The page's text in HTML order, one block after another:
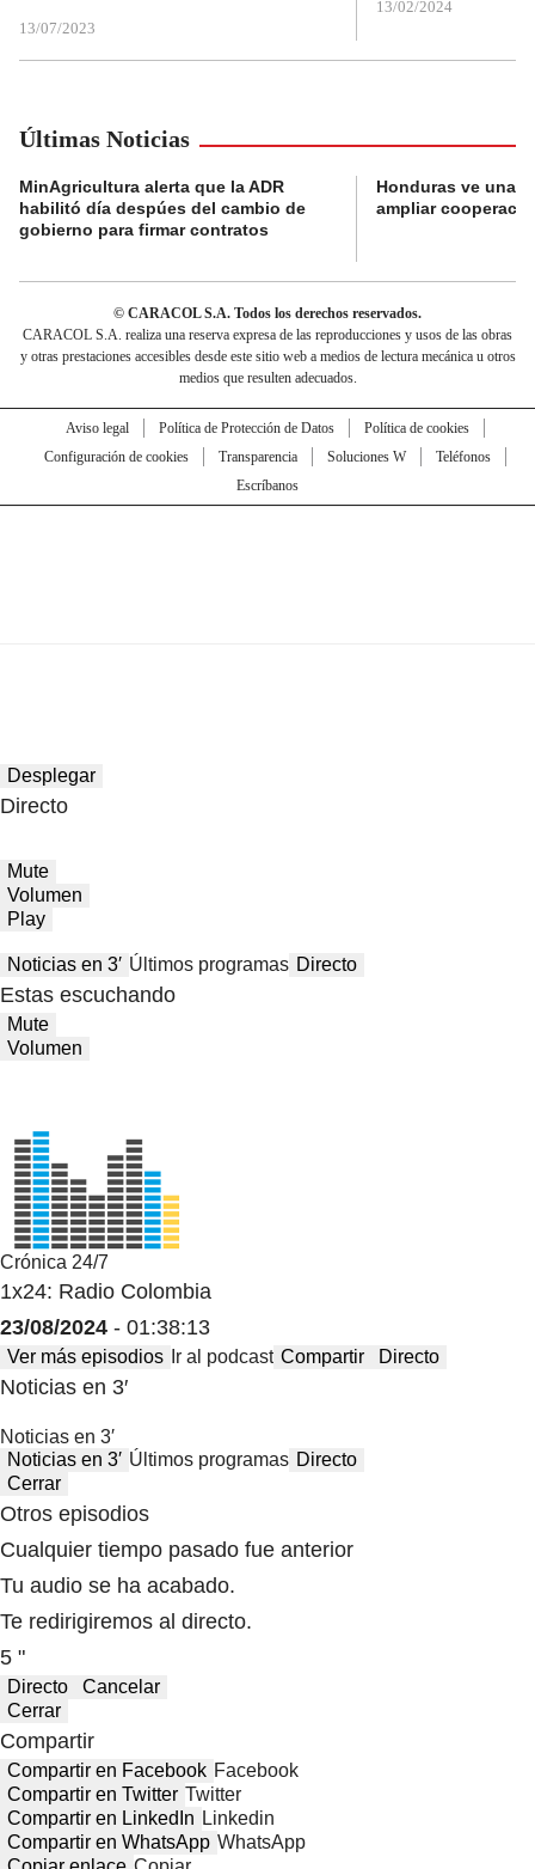
13/07/2023
13/02/2024
Últimas Noticias
MinAgricultura alerta que la ADR
habilitó día despúes del cambio de
gobierno para firmar contratos
Honduras ve una
ampliar
© CARACOL S.A. Todos los derechos reservados.
CARACOL S.A. realiza una reserva expresa de las reproducciones y usos de las obras
y otras prestaciones accesibles desde este sitio web a medios de lectura mecánica u otros
medios que resulten adecuados.
Aviso legal Política de Protección de Datos
Política de cookies
Configuración de cookies
Transparencia Soluciones W
Teléfonos
Escríbanos
Desplegar
Directo
Mute
Volumen
Play
Noticias en 3′ Últimos programas Directo
Estas escuchando
Mute
Volumen
Crónica 24/7
1x24: Radio Colombia
23/08/2024 - 01:38:13
Ver más episodios Ir al podcast Compartir Directo
Noticias en 3′
Noticias en 3′
Noticias en 3′ Últimos programas Directo
Cerrar
Otros episodios
Cualquier tiempo pasado fue anterior
Tu audio se ha acabado.
Te redirigiremos al directo.
5 "
Directo
Cancelar
Cerrar
Compartir
Compartir en Facebook Facebook
Compartir en Twitter Twitter
Compartir en LinkedIn Linkedin
Compartir en WhatsApp WhatsApp